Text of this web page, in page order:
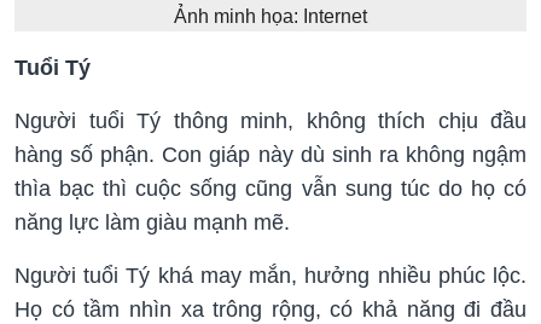
Ảnh minh họa: Internet
Tuổi Tý
Người tuổi Tý thông minh, không thích chịu đầu
hàng số phận. Con giáp này dù sinh ra không ngậm
thìa bạc thì cuộc sống cũng vẫn sung túc do họ có
năng lực làm giàu mạnh mẽ.
Người tuổi Tý khá may mắn, hưởng nhiều phúc lộc.
Họ có tầm nhìn xa trông rộng, có khả năng đi đầu